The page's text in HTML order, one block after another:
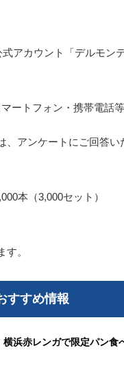
アカウント「デルモン
ートフォン・携帯電話
アンケートにご回答い
本（3,000セット）
。
すすめ情報
浜赤レンガで限定パン食